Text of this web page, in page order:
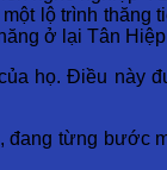
lộ trình thăng
ở lại Tân
họ. Điều này
đang từng bước